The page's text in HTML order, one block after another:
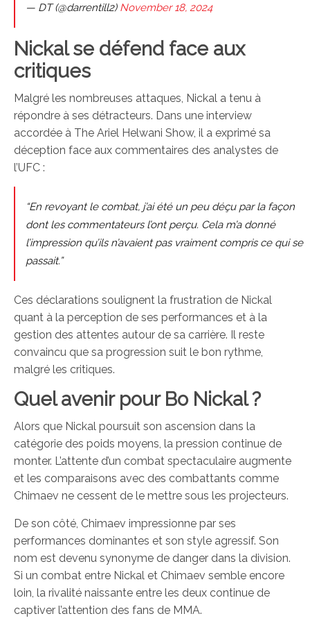
— DT (@darrentill2) November 18, 2024
Nickal se défend face aux
critiques
Malgré les nombreuses attaques, Nickal a tenu à
répondre à ses détracteurs. Dans une interview
accordée à The Ariel Helwani Show, il a exprimé sa
déception face aux commentaires des analystes de
l’UFC :
“En revoyant le combat, j’ai été un peu déçu par la façon
dont les commentateurs l’ont perçu. Cela m’a donné
l’impression qu’ils n’avaient pas vraiment compris ce qui se
passait.”
Ces déclarations soulignent la frustration de Nickal
quant à la perception de ses performances et à la
gestion des attentes autour de sa carrière. Il reste
convaincu que sa progression suit le bon rythme,
malgré les critiques.
Quel avenir pour Bo Nickal ?
Alors que Nickal poursuit son ascension dans la
catégorie des poids moyens, la pression continue de
monter. L’attente d’un combat spectaculaire augmente
et les comparaisons avec des combattants comme
Chimaev ne cessent de le mettre sous les projecteurs.
De son côté, Chimaev impressionne par ses
performances dominantes et son style agressif. Son
nom est devenu synonyme de danger dans la division.
Si un combat entre Nickal et Chimaev semble encore
loin, la rivalité naissante entre les deux continue de
captiver l’attention des fans de MMA.